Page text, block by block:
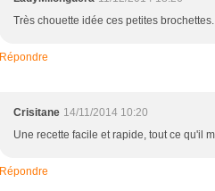
Très chouette idée ces petites
Répondre
Crisitane 14/11/2014 10:20
Une recette facile et rapide, tout ce qu'il
Répondre